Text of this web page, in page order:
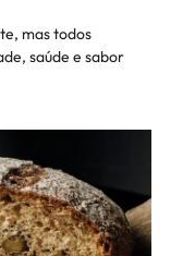
mas todos
saúde e sabor